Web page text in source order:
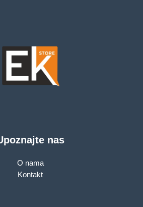
nas
O nama
Kontakt